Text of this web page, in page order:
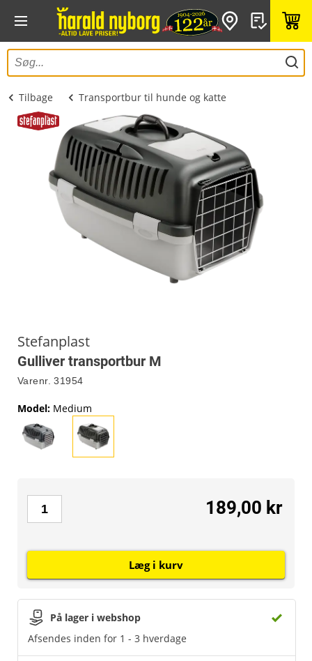
Tilbage Transportbur til hunde og katte
Stefanplast
Gulliver transportbur M
Varenr. 31954
Model: Medium
På lager i webshop
Afsendes inden for 1 - 3 hverdage
189,00 kr
Læg i kurv